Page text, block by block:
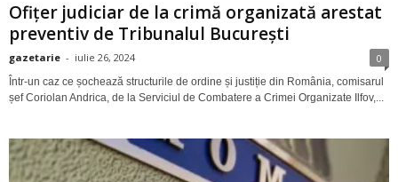
Ofițer judiciar de la crimă organizată arestat
preventiv de Tribunalul București
gazetarie - iulie 26, 2024 0
Într-un caz ce șochează structurile de ordine și justiție din România, comisarul
șef Coriolan Andrica, de la Serviciul de Combatere a Crimei Organizate Ilfov,...